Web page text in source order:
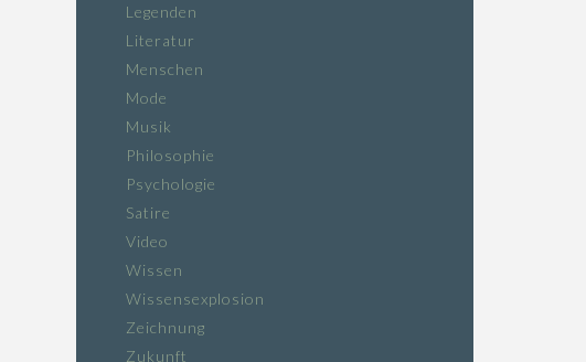
Legenden
Literatur
Menschen
Mode
Musik
Philosophie
Psychologie
Satire
Video
Wissen
Wissensexplosion
Zeichnung
Zukunft